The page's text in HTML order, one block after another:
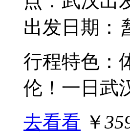
出发日期：
行程特色：
伦！一日武
去看看 ￥